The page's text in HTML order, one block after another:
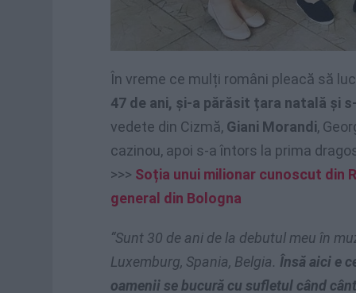
În vreme ce mulți români pleacă să
47 de ani, și-a părăsit țara natală și
vedete din Cizmă, Giani Morandi,
cazinou, apoi s-a întors la prima
>>> Soția unui milionar cunoscut din
general din Bologna
“Sunt 30 de ani de la debutul meu în
Luxemburg, Spania, Belgia. Însă aici e
oamenii se bucură cu sufletul când